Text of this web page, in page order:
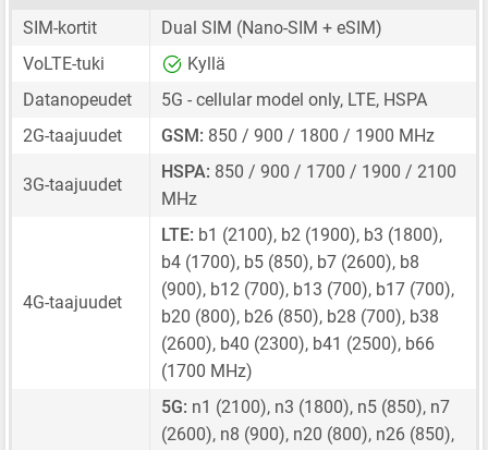
SIM-kortit
Dual SIM (Nano-SIM + eSIM)
VoLTE-tuki
Kyllä
Datanopeudet
5G - cellular model only, LTE, HSPA
2G-taajuudet
GSM: 850 / 900 / 1800 / 1900 MHz
3G-taajuudet
HSPA: 850 / 900 / 1700 / 1900 / 2100
MHz
4G-taajuudet
LTE: b1 (2100), b2 (1900), b3 (1800),
b4 (1700), b5 (850), b7 (2600), b8
(900), b12 (700), b13 (700), b17 (700),
b20 (800), b26 (850), b28 (700), b38
(2600), b40 (2300), b41 (2500), b66
(1700 MHz)
5G: n1 (2100), n3 (1800), n5 (850), n7
(2600), n8 (900), n20 (800), n26 (850),